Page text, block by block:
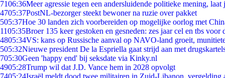
7106:36Meer agressie tegen een andersluidende politieke mening,
4705:37PostNL-bezorger steekt bewoner na ruzie over pakket
505:37Hoe 30 landen zich voorbereiden op mogelijke oorlog met
1105:35Broer 135 keer gestoken en gesneden: zes jaar cel en tbs voor
4805:34VS: kans op Russische aanval op NAVO-land groeit,
505:32Nieuwe president De la Espriella gaat strijd aan met
705:30Geen 'happy end' bij seksdate via Kinky.nl
4905:28Trump wil dat J.D. Vance hem in 2028 opvolgt
7405:24Israël meldt dood twee militairen in Zuid-Libanon, vergelding